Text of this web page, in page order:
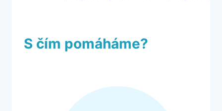
S čím pomáháme?